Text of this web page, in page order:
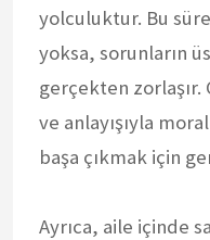
yolculuktur. Bu
yoksa, sorunların
gerçekten zorlaşır.
ve anlayışıyla
başa çıkmak için
Ayrıca, aile içinde